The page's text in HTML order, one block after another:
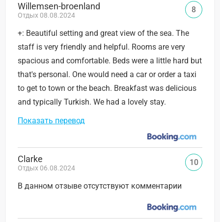
Willemsen-broenland
Отдых 08.08.2024
+: Beautiful setting and great view of the sea. The
staff is very friendly and helpful. Rooms are very
spacious and comfortable. Beds were a little hard but
that's personal. One would need a car or order a taxi
to get to town or the beach. Breakfast was delicious
and typically Turkish. We had a lovely stay.
Показать перевод
8
Clarke
Отдых 06.08.2024
В данном отзыве отсутствуют комментарии
10